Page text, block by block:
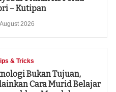
– Kutipan
2026
& Tricks
Bukan Tujuan,
Cara Murid Belajar